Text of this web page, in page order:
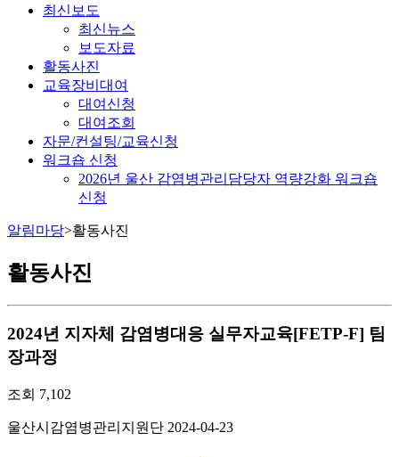
최신보도
최신뉴스
보도자료
활동사진
교육장비대여
대여신청
대여조회
자문/컨설팅/교육신청
워크숍 신청
2026년 울산 감염병관리담당자 역량강화 워크숍
신청
알림마당>활동사진
활동사진
2024년 지자체 감염병대응 실무자교육[FETP-F] 팀
장과정
조회 7,102
울산시감염병관리지원단 2024-04-23